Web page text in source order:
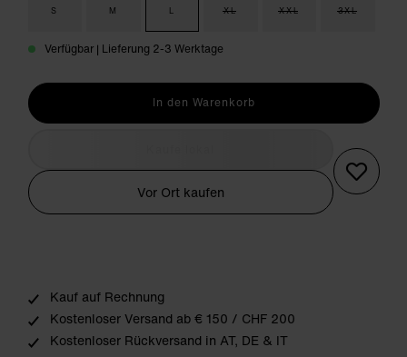
S M L XL XXL 3XL
Verfügbar | Lieferung 2-3 Werktage
In den Warenkorb
Vor Ort kaufen
Kauf auf Rechnung
Kostenloser Versand ab € 150 / CHF 200
Kostenloser Rückversand in AT, DE & IT